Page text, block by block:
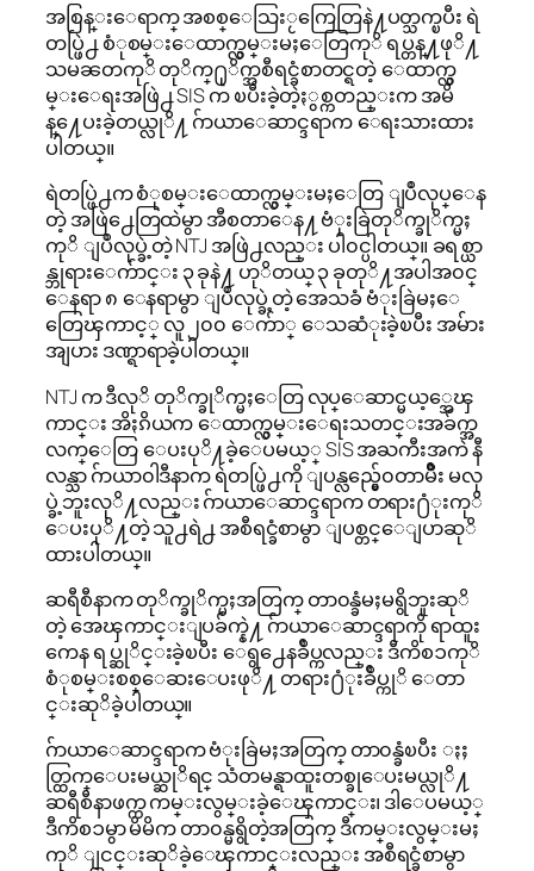
အစြန္းေရာက္ အစစ္ေသြးႂကြေတြနဲ႔ပတ္သက္ၿပီး ရဲ
တပ္ဖြဲ႕ စံုစမ္းေထာက္လွမ္းမႈေတြကုိ ရပ္တန္႔ဖုိ႔
သမၼတကုိ တုိက္႐ုိက္အစီရင္ခံစာတင္ရတဲ့ ေထာက္လွ
မ္းေရးအဖြဲ႕ SIS က ၿပီးခဲ့တဲ့ႏွစ္ကတည္းက အမိ
န္႔ေပးခဲ့တယ္လုိ႔ ဂ်ာယာေဆာင္ဒရာက ေရးသားထား
ပါတယ္။
ရဲတပ္ဖြဲ႕က စံုစမ္းေထာက္လွမ္းမႈေတြ ျပဳလုပ္ေန
တဲ့ အဖြဲ႕ေတြထဲမွာ အီစတာေန႔ ဗံုးခြဲတုိက္ခုိက္မႈ
ကုိ ျပဳလုပ္ခဲ့တဲ့ NTJ အဖြဲ႕လည္း ပါ၀င္ပါတယ္။ ခရစ္ယာ
န္ဘုရားေက်ာင္း ၃ ခုနဲ႔ ဟုိတယ္ ၃ ခုတုိ႔အပါအ၀င္
ေနရာ ၈ ေနရာမွာ ျပဳလုပ္ခဲ့တဲ့ အေသခံ ဗံုးခြဲမႈေ
တြေၾကာင့္ လူ ၂၀၀ ေက်ာ္ ေသဆံုးခဲ့ၿပီး အမ်ား
အျပား ဒဏ္ရာရာခဲ့ပါတယ္။
NTJ က ဒီလုိ တုိက္ခုိက္မႈေတြ လုပ္ေဆာင္မယ့္အေၾ
ကာင္း အိႏၵိယက ေထာက္လွမ္းေရးသတင္းအခ်က္အ
လက္ေတြ ေပးပုိ႔ခဲ့ေပမယ့္ SIS အႀကီးအကဲ နီ
လန္သာ ဂ်ာယာ၀ါဒီနာက ရဲတပ္ဖြဲ႕ကို ျပန္လည္မွ်ေ၀တာမ်ိဳး မလု
ပ္ခဲ့ဘူးလုိ႔လည္း ဂ်ာယာေဆာင္ဒရာက တရား႐ံုးကုိ
ေပးပုိ႔တဲ့ သူ႕ရဲ႕ အစီရင္ခံစာမွာ ျပစ္တင္ေျပာဆုိ
ထားပါတယ္။
ဆရီစီနာက တုိက္ခုိက္မႈအတြက္ တာ၀န္ခံမႈမရွိဘူးဆုိ
တဲ့ အေၾကာင္းျပခ်က္နဲ႔ ဂ်ာယာေဆာင္ဒရာကို ရာထူး
ကေန ရပ္ဆုိင္းခဲ့ၿပီး ေရွ႕ေနခ်ဳပ္ကလည္း ဒီကိစၥကုိ
စံုစမ္းစစ္ေဆးေပးဖုိ႔ တရား႐ံုးခ်ဳပ္ကုိ ေတာ
င္းဆုိခဲ့ပါတယ္။
ဂ်ာယာေဆာင္ဒရာက ဗံုးခြဲမႈအတြက္ တာ၀န္ခံၿပီး ႏႈ
တ္ထြက္ေပးမယ္ဆုိရင္ သံတမန္ရာထူးတစ္ခုေပးမယ္လုိ႔
ဆရီစီနာဖက္က ကမ္းလွမ္းခဲ့ေၾကာင္း၊ ဒါေပမယ့္
ဒီကိစၥမွာ မိမိက တာ၀န္မရွိတဲ့အတြက္ ဒီကမ္းလွမ္းမႈ
ကုိ ျငင္းဆုိခဲ့ေၾကာင္းလည္း အစီရင္ခံစာမွာ